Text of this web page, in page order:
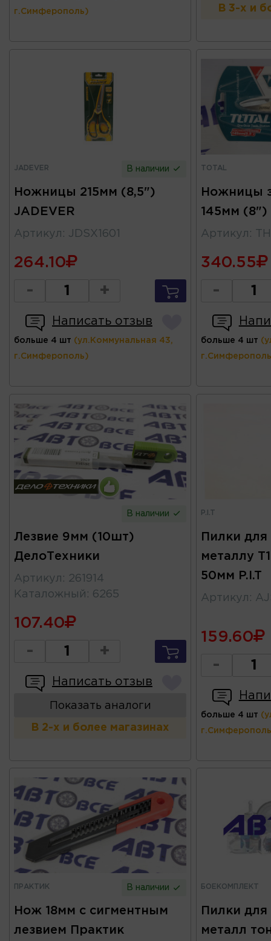
г.Симферополь) В 3-х и
JADEVER В наличии
Ножницы 215мм (8,5")
JADEVER
Артикул : JDSX1601
264.10
- +
Написать отзыв
больше 4 шт (ул.Коммунальная 43,
г.Симферополь)
TOTAL
Ножницы
145мм (8")
Артикул :
340.55
-
больше 4 шт
В наличии
Лезвие 9мм (10шт)
ДелоТехники
Артикул : 261914
Каталожный : 6265
107.40
- +
Написать отзыв
Показать аналоги
В 2-х и более магазинах
P.I.T
Пилки для
металлу
50мм P.I.T
Артикул :
159.60
-
больше 4 шт
ПРАКТИК В наличии
Нож 18мм с сигментным
лезвием Практик
БОЕКОМПЛЕКТ
Пилки для
металл